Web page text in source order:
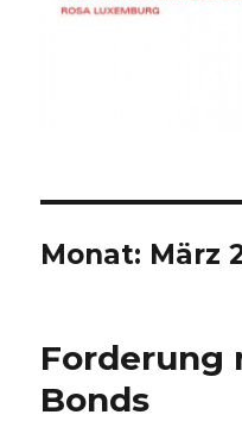
Monat: März
Forderung
Bonds